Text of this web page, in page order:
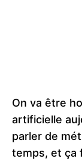
On va être
artificielle
parler de
temps, et ça